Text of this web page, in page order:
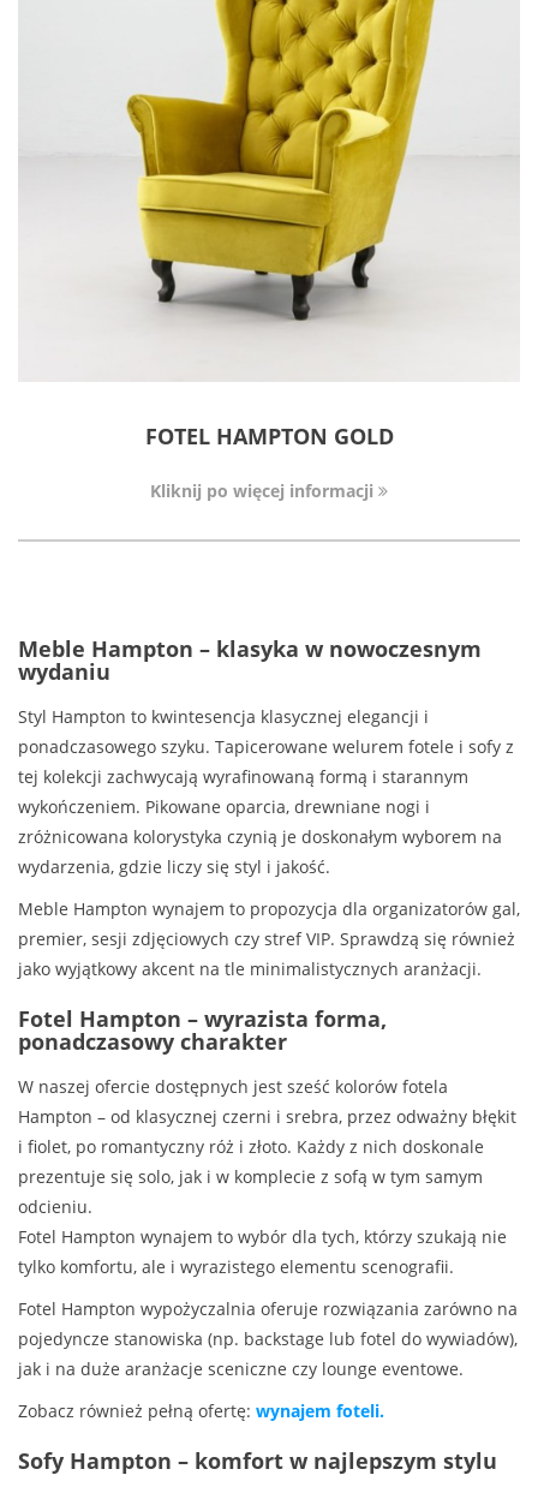
FOTEL HAMPTON GOLD
Kliknij po więcej informacji
Meble Hampton – klasyka w nowoczesnym
wydaniu
Styl Hampton to kwintesencja klasycznej elegancji i
ponadczasowego szyku. Tapicerowane welurem fotele i sofy z
tej kolekcji zachwycają wyrafinowaną formą i starannym
wykończeniem. Pikowane oparcia, drewniane nogi i
zróżnicowana kolorystyka czynią je doskonałym wyborem na
wydarzenia, gdzie liczy się styl i jakość.
Meble Hampton wynajem to propozycja dla organizatorów gal,
premier, sesji zdjęciowych czy stref VIP. Sprawdzą się również
jako wyjątkowy akcent na tle minimalistycznych aranżacji.
Fotel Hampton – wyrazista forma,
ponadczasowy charakter
W naszej ofercie dostępnych jest sześć kolorów fotela
Hampton – od klasycznej czerni i srebra, przez odważny błękit
i fiolet, po romantyczny róż i złoto. Każdy z nich doskonale
prezentuje się solo, jak i w komplecie z sofą w tym samym
odcieniu.
Fotel Hampton wynajem to wybór dla tych, którzy szukają nie
tylko komfortu, ale i wyrazistego elementu scenografii.
Fotel Hampton wypożyczalnia oferuje rozwiązania zarówno na
pojedyncze stanowiska (np. backstage lub fotel do wywiadów),
jak i na duże aranżacje sceniczne czy lounge eventowe.
Zobacz również pełną ofertę: wynajem foteli.
Sofy Hampton – komfort w najlepszym stylu